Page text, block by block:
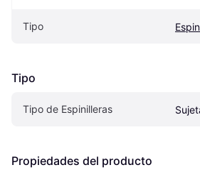
Tipo
Tipo
Tipo de Espinilleras
Propiedades del producto